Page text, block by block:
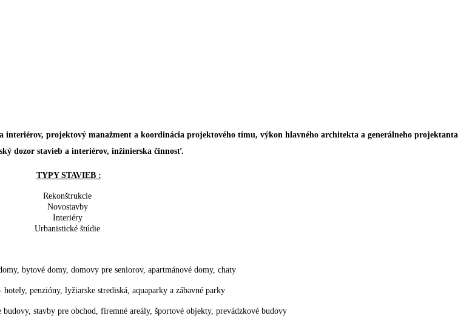
interiérov, projektový manažment a koordinácia projektového tímu, výkon hlavného architekta a generálneho projektanta
dozor stavieb a interiérov, inžinierska činnosť.
TYPY STAVIEB :
Rekonštrukcie
Novostavby
Interiéry
Urbanistické štúdie
bytové domy, domovy pre seniorov, apartmánové domy, chaty
hotely, penzióny, lyžiarske strediská, aquaparky a zábavné parky
stavby pre obchod, firemné areály, športové objekty, prevádzkové budovy